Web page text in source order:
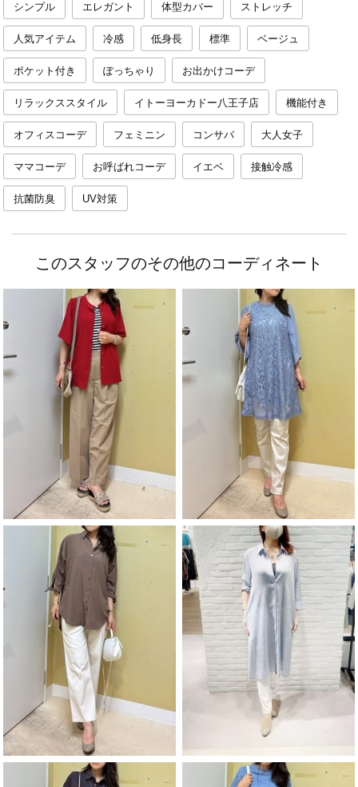
シンプル エレガント 体型カバー ストレッチ
人気アイテム 冷感 低身長 標準 ベージュ
ポケット付き ぽっちゃり お出かけコーデ
リラックススタイル イトーヨーカドー八王子店 機能付き
オフィスコーデ フェミニン コンサバ 大人女子
ママコーデ お呼ばれコーデ イエベ 接触冷感
抗菌防臭 UV対策
このスタッフのその他のコーディネート